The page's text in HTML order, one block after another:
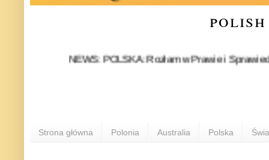
NEWS: POLSKA: Rozłam w Prawie i
Strona główna Polonia Australia Polska